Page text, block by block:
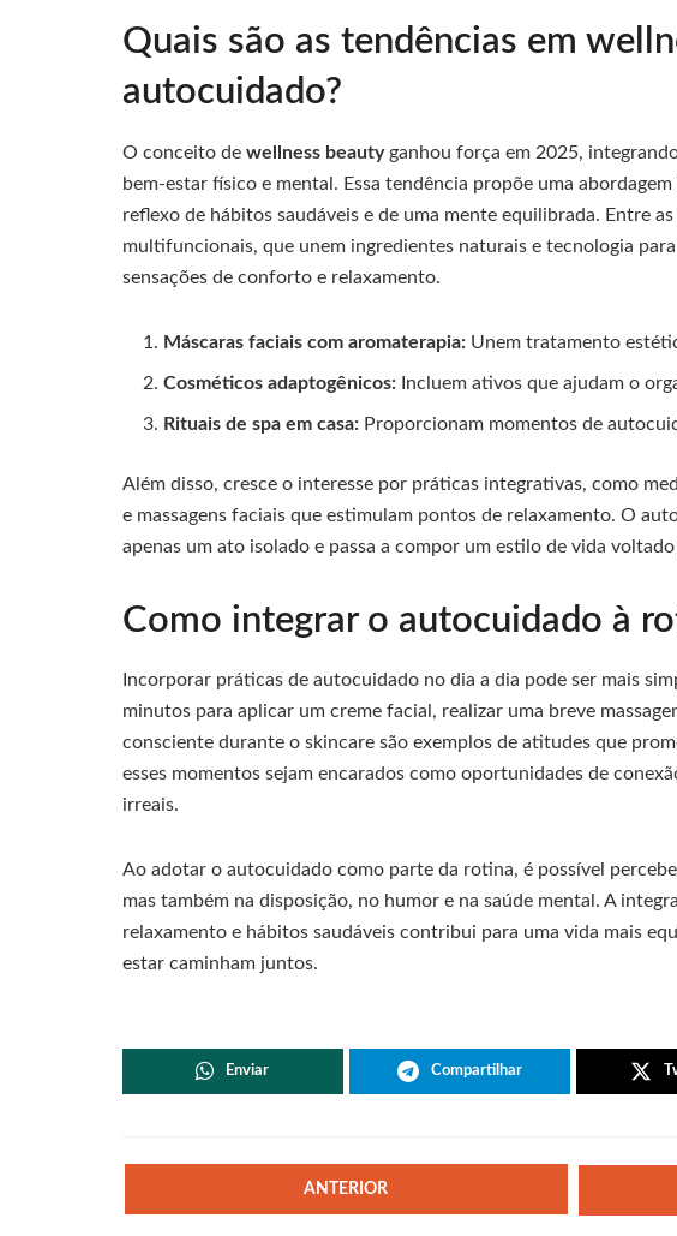
Quais são as tendências em
autocuidado?
O conceito de wellness beautyganhou força em 2025,
bem-estar físico e mental. Essa tendência propõe uma
reflexo de hábitos saudáveis e de uma mente equilibrada. Entre
multifuncionais, que unem ingredientes naturais e tecnologia
sensações de conforto e relaxamento.
Máscaras faciais com aromaterapia: Unem tratamento
Cosméticos adaptogênicos: Incluem ativos que ajudam o
Rituais de spa em casa: Proporcionam momentos de
Além disso, cresce o interesse por práticas integrativas, como
e massagens faciais que estimulam pontos de relaxamento. O
apenas um ato isolado e passa a compor um estilo de vida
Como integrar o autocuidado à
Incorporar práticas de autocuidado no dia a dia pode ser mais
minutos para aplicar um creme facial, realizar uma breve
consciente durante o skincare são exemplos de atitudes que
esses momentos sejam encarados como oportunidades de
irreais.
Ao adotar o autocuidado como parte da rotina, é possível
mas também na disposição, no humor e na saúde mental. A
relaxamento e hábitos saudáveis contribui para uma vida mais
estar caminham juntos.
Enviar Compartilhar
ANTERIOR